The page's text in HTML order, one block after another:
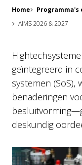
Home Programma's
AIMS 2026 & 2027
geïntegreerd in
systemen (SoS),
benaderingen
deskundig